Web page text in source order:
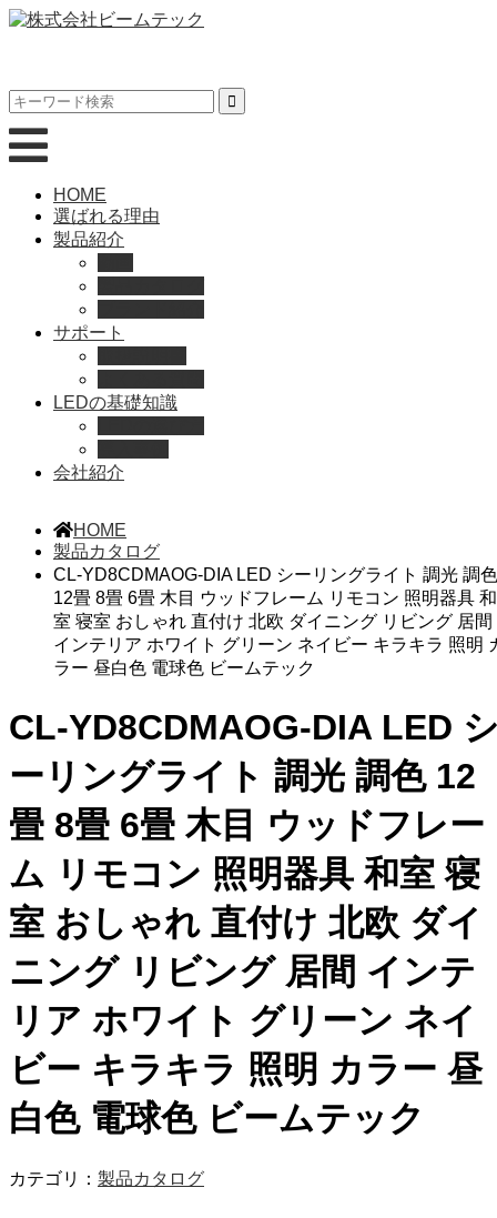
HOME
選ばれる理由
製品紹介
サポート
LEDの基礎知識
会社紹介
HOME
製品カタログ
CL-YD8CDMAOG-DIA LED シーリングライト 調光 調色
12畳 8畳 6畳 木目 ウッドフレーム リモコン 照明器具 和
室 寝室 おしゃれ 直付け 北欧 ダイニング リビング 居間
インテリア ホワイト グリーン ネイビー キラキラ 照明
ラー 昼白色 電球色 ビームテック
CL-YD8CDMAOG-DIA LED
ーリングライト 調光 調色 12
畳 8畳 6畳 木目 ウッドフレー
ム リモコン 照明器具 和室 寝
室 おしゃれ 直付け 北欧 ダイ
ニング リビング 居間 インテ
リア ホワイト グリーン ネイ
ビー キラキラ 照明 カラー 昼
白色 電球色 ビームテック
カテゴリ： 製品カタログ